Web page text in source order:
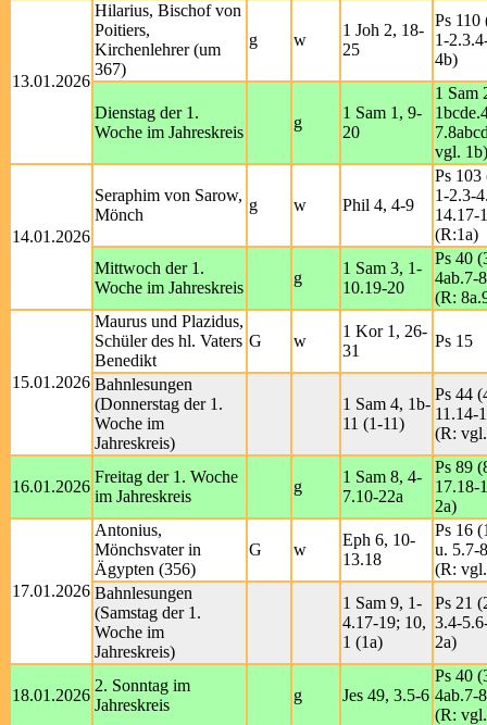
13.01.2026
Hilarius, Bischof von
Poitiers,
Kirchenlehrer (um
367)
g w
1 Joh 2, 18-
25
Ps 110
1-
4b)
Dienstag der 1.
Woche im Jahreskreis
g
1 Sam 1, 9-
20
1 Sam
vgl. 1b)
14.01.2026
Seraphim von Sarow,
Mönch
g w Phil 4, 4-9
Ps 103
1-2.3-
14.17-
(R:1a)
Mittwoch der 1.
Woche im Jahreskreis
g
1 Sam 3, 1-
10.19-20
Ps 40
4ab.7-
(R:
15.01.2026
Maurus und Plazidus,
Schüler des hl. Vaters
Benedikt
G w
1 Kor 1, 26-
31
Ps 15
Bahnlesungen
(Donnerstag der 1.
Woche im
Jahreskreis)
1 Sam 4, 1b-
11 (1-11)
Ps 44
11.14-
(R:
16.01.2026
Freitag der 1. Woche
im Jahreskreis
g
1 Sam 8, 4-
7.10-22a
Ps 89
17.18-
2a)
17.01.2026
Antonius,
Mönchsvater in
Ägypten (356)
G w
Eph 6, 10-
13.18
Ps 16
u. 5.7-
(R:
Bahnlesungen
(Samstag der 1.
Woche im
Jahreskreis)
1 Sam 9, 1-
4.17-19; 10,
1 (1a)
Ps 21
3.4-
2a)
18.01.2026
2. Sonntag im
Jahreskreis
g Jes 49, 3.5-6
Ps 40
4ab.7-
(R: